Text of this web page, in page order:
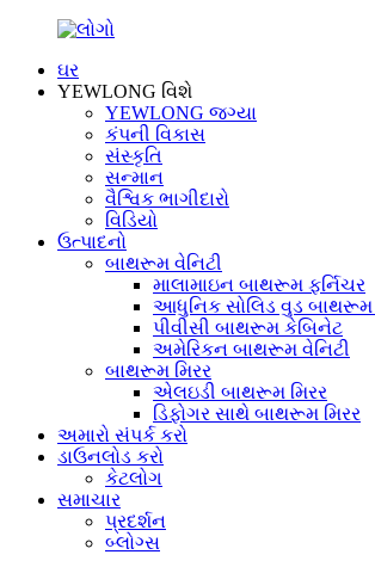
ઘર
YEWLONG વિશે
YEWLONG જગ્યા
કંપની વિકાસ
સંસ્કૃતિ
સન્માન
વૈશ્વિક ભાગીદારો
વિડિયો
ઉત્પાદનો
બાથરૂમ વેનિટી
માલામાઇન બાથરૂમ ફર્નિચર
આધુનિક સોલિડ વુડ
પીવીસી બાથરૂમ કેબિનેટ
અમેરિકન બાથરૂમ વેનિટી
બાથરૂમ મિરર
એલઇડી બાથરૂમ મિરર
ડિફોગર સાથે બાથરૂમ મિરર
અમારો સંપર્ક કરો
ડાઉનલોડ કરો
કેટલોગ
સમાચાર
પ્રદર્શન
બ્લોગ્સ